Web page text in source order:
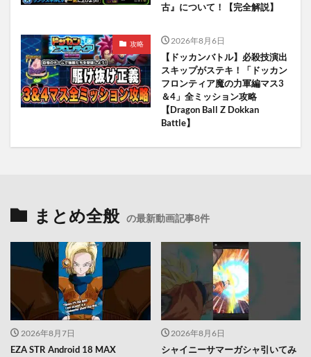
古』について！【完全解説】
攻略 2026年8月6日
【ドッカンバトル】必殺技演出
スキップがステキ！「ドッカン
フロンティア魔の力軍編マス3
＆4」全ミッション攻略
【Dragon Ball Z Dokkan
Battle】
まとめ全般 の最新動画記事8件
2026年8月7日
EZA STR Android 18 MAX
2026年8月6日
シャイニーサマーガシャ引いてみ